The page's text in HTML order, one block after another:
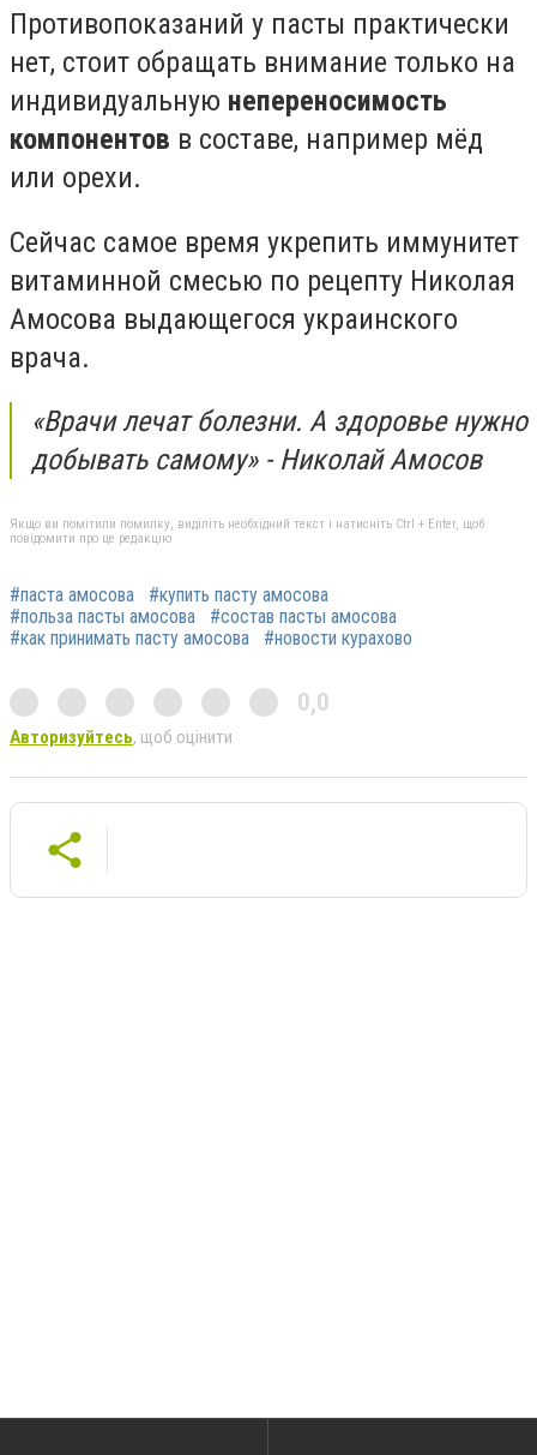
Противопоказаний у пасты практически
нет, стоит обращать внимание только на
индивидуальную непереносимость
компонентов в составе, например мёд
или орехи.
Сейчас самое время укрепить иммунитет
витаминной смесью по рецепту Николая
Амосова выдающегося украинского
врача.
«Врачи лечат болезни. А здоровье нужно
добывать самому» - Николай Амосов
Якщо ви помітили помилку, виділіть необхідний текст і натисніть Ctrl + Enter, щоб
повідомити про це редакцію
#паста амосова
#купить пасту амосова
#польза пасты амосова
#состав пасты амосова
#как принимать пасту амосова
#новости курахово
0,0
Авторизуйтесь, щоб оцінити